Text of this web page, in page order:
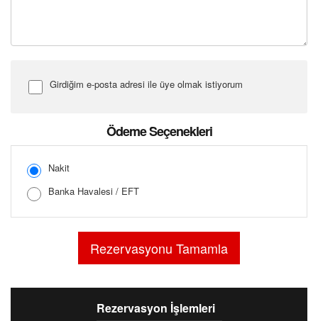
Girdiğim e-posta adresi ile üye olmak istiyorum
Şifreyi Tekrar Girin
Ödeme Seçenekleri
Nakit
Banka Havalesi / EFT
Rezervasyon İşlemleri